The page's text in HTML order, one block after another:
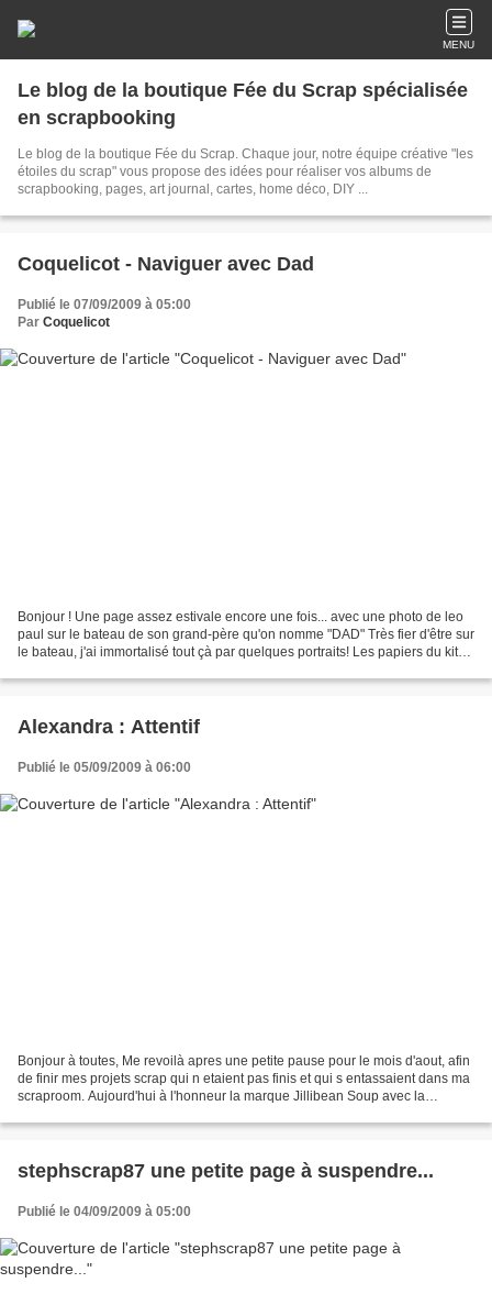
MENU
Le blog de la boutique Fée du Scrap spécialisée
en scrapbooking
Le blog de la boutique Fée du Scrap. Chaque jour, notre équipe créative "les
étoiles du scrap" vous propose des idées pour réaliser vos albums de
scrapbooking, pages, art journal, cartes, home déco, DIY ...
Coquelicot - Naviguer avec Dad
Publié le 07/09/2009 à 05:00
Par Coquelicot
Bonjour ! Une page assez estivale encore une fois... avec une photo de leo
paul sur le bateau de son grand-père qu'on nomme "DAD" Très fier d'être sur
le bateau, j'ai immortalisé tout çà par quelques portraits! Les papiers du kit
Alexandra : Attentif
Publié le 05/09/2009 à 06:00
Bonjour à toutes, Me revoilà apres une petite pause pour le mois d'aout, afin
de finir mes projets scrap qui n etaient pas finis et qui s entassaient dans ma
scraproom. Aujourd'hui à l'honneur la marque Jillibean Soup avec la
stephscrap87 une petite page à suspendre...
Publié le 04/09/2009 à 05:00